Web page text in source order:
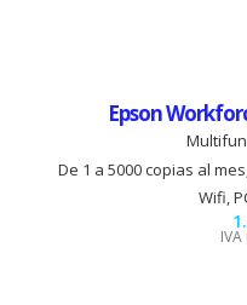
Epson
De 1 a 5000 copias al
Wifi,